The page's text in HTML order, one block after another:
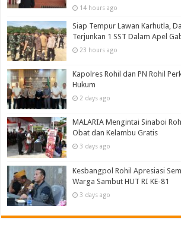
14 hours ago
Siap Tempur Lawan Karhutla,
Terjunkan 1 SST Dalam Apel
23 hours ago
Kapolres Rohil dan PN Rohil
Hukum
2 days ago
MALARIA Mengintai Sinaboi
Obat dan Kelambu Gratis
3 days ago
Kesbangpol Rohil Apresiasi
Warga Sambut HUT RI KE-81
3 days ago